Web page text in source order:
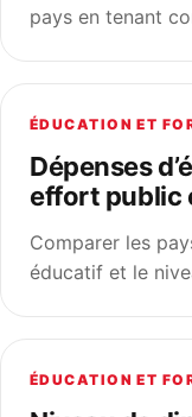
pays en tenant
ÉDUCATION ET
Dépenses
effort public
Comparer les
éducatif et le
ÉDUCATION ET